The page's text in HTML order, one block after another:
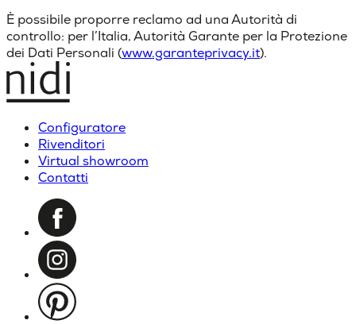
È possibile proporre reclamo ad una Autorità di
controllo: per l’Italia, Autorità Garante per la Protezione
dei Dati Personali (www.garanteprivacy.it).
Configuratore
Rivenditori
Virtual showroom
Contatti